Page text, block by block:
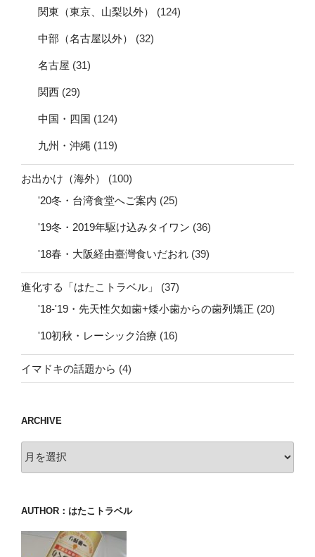
関東（東京、山梨以外） (124)
中部（名古屋以外） (32)
名古屋 (31)
関西 (29)
中国・四国 (124)
九州・沖縄 (119)
お出かけ（海外）
(100)
'20冬・台湾食堂へご案内 (25)
'19冬・2019年駆け込みタイワン (36)
'18春・大阪経由臺灣食いだおれ (39)
進化する「はたこトラベル」
(37)
'18-'19・先天性欠如歯+矮小歯からの歯列矯正 (20)
'10初秋・レーシック治療 (16)
イマドキの話題から (4)
ARCHIVE
AUTHOR：はたこトラベル